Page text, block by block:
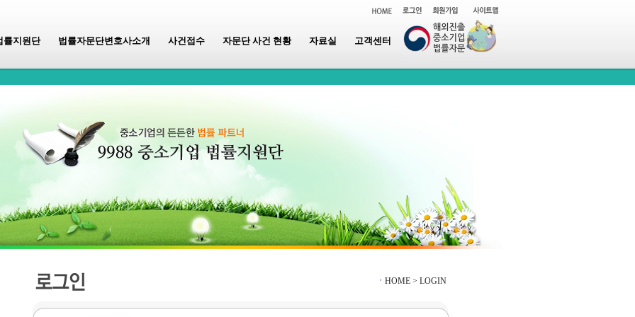
률지원단 법률자문단변호사소개 사건접수 자문단 사건 현황 자료실 고객센터
ㆍ HOME > LOGIN